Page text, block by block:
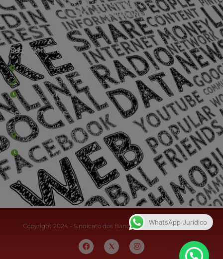
Sede Barra Mansa
Rua Rio Branco, nº107 (2º andar), Centro - Cep: 27.330-030
(24) 3323-2848 ou (24) 3323-2500
De segunda à sexta-feira , das 9h às 17h.
Sede Campestre:
Estrada Governador Chagas Freitas – 3.780 – Colônia Santo
Antônio – Barra Mansa
De terça-feira a domingo, das 9h às 17h
Copyright 2024 - Sindicato dos Bancários do Sul Fluminense
WhatsApp Jurídico